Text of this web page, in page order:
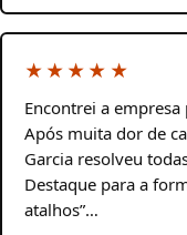
★★★★★
Encontrei a
Após muita dor de
Garcia resolveu
Destaque para a
atalhos”…